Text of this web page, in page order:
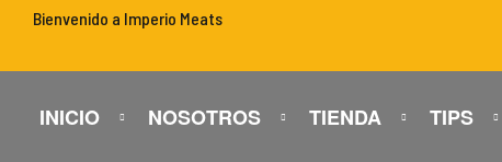
Bienvenido a Imperio Meats
INICIO NOSOTROS TIENDA TIPS